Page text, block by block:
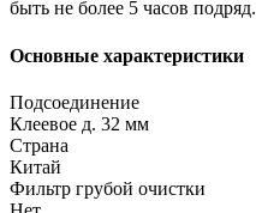
быть не более 5 часов подряд.
Основные характеристики
Подсоединение
Клеевое д. 32 мм
Страна
Китай
Фильтр грубой очистки